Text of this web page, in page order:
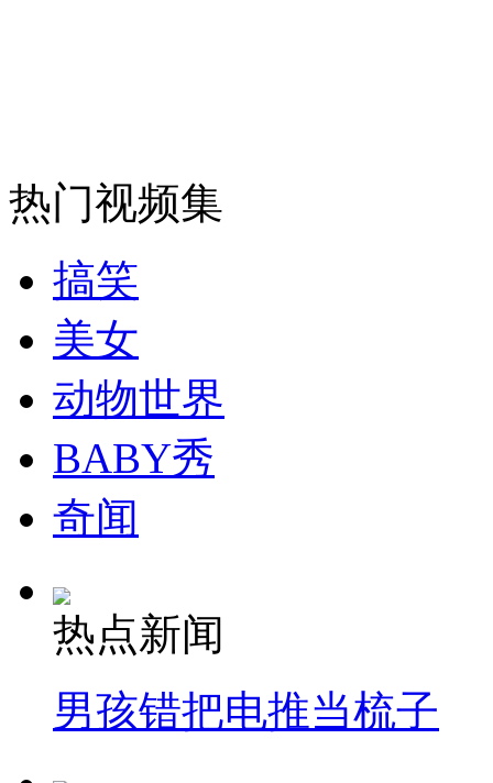
走！跟着总书记去植树
纽约上演“枕头大战”
热门视频集
搞笑
美女
动物世界
BABY秀
奇闻
热点新闻
男孩错把电推当梳子